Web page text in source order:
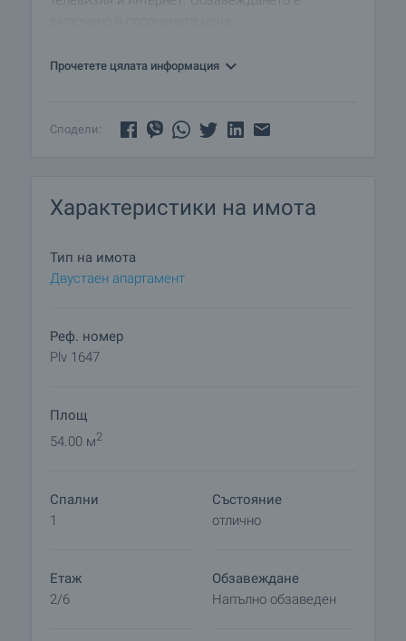
Районът наоколо е много добре развит и
Прочетете цялата информация
Сподели:
Характеристики на имота
Тип на имота
Двустаен апартамент
Реф. номер
Plv 1647
Площ
54.00 м2
Спални
1
Състояние
отлично
Етаж
2/6
Обзавеждане
Напълно обзаведен